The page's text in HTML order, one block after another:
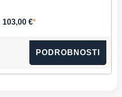
103,00 €*
PODROBNOSTI